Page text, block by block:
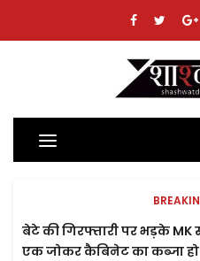
Toggle
navigation
बेटे की गिरफ्तारी पर भड़के
एक जोकर कैबिनेट का कब्जा